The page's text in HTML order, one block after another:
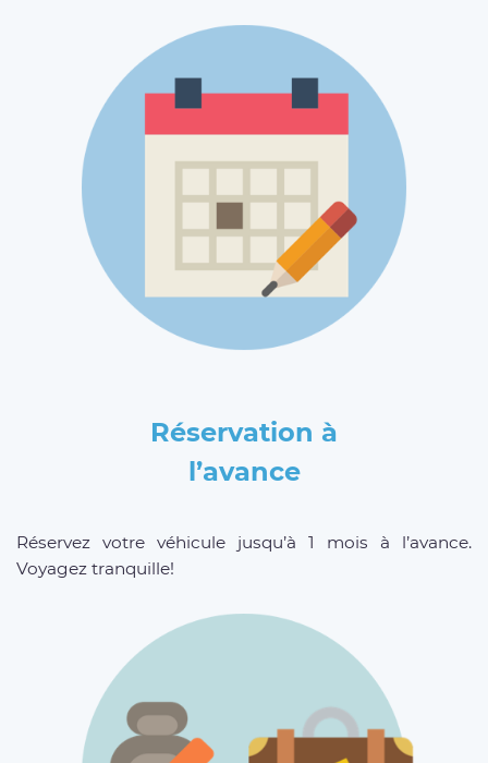
Réservation à
l’avance
Réservez votre véhicule jusqu’à 1 mois à l’avance.
Voyagez tranquille!